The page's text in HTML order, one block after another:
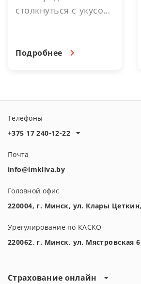
столкнуться с укусом,
упростить процесс. В
Подробнее
Телефоны
+375 17 240-12-22
Почта
info@imkliva.by
Головной офис
220004, г. Минск, ул. Клары
Урегулирование по КАСКО
220062, г. Минск, ул. Мястровская 6
Страхование онлайн